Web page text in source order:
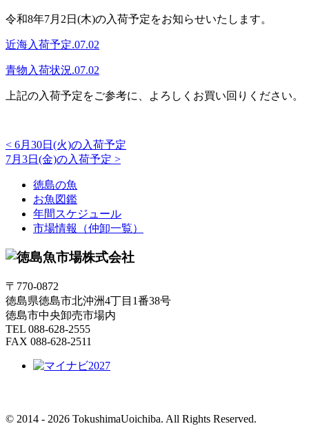
令和8年7月2日(木)の入荷予定をお知らせいたします。
近海入荷予定.07.02
青物入荷状況.07.02
上記の入荷予定をご参考に、よろしくお買い回りください。
< 6月30日(火)の入荷予定
7月3日(金)の入荷予定 >
徳島の魚
お魚図鑑
年間スケジュール
市場情報（仲卸一覧）
〒770-0872
徳島県徳島市北沖洲4丁目1番38号
徳島市中央卸売市場内
TEL 088-628-2555
FAX 088-628-2511
© 2014 - 2026 TokushimaUoichiba. All Rights Reserved.